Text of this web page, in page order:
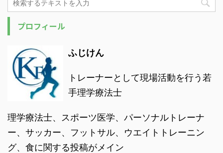
プロフィール
ふじけん
トレーナーとして現場活動を行う若
手理学療法士
理学療法士、スポーツ医学、パーソナルトレーナ
ー、サッカー、フットサル、ウエイトトレーニン
グ、食に関する投稿がメイン